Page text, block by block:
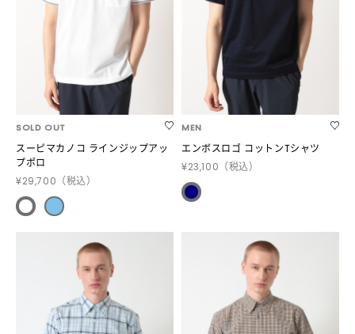
SOLD OUT
スーピマカノコ ラインジップアッ
プポロ
¥29,700 （税込）
MEN
エンボスロゴ コットンTシャツ
¥23,100 （税込）